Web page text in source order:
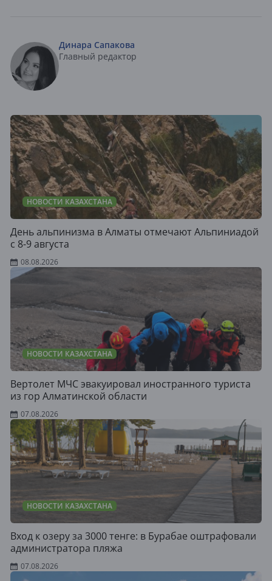
Динара Сапакова
Главный редактор
НОВОСТИ КАЗАХСТАНА
День альпинизма в Алматы отмечают Альпиниадой
с 8-9 августа
08.08.2026
НОВОСТИ КАЗАХСТАНА
Вертолет МЧС эвакуировал иностранного туриста
из гор Алматинской области
07.08.2026
НОВОСТИ КАЗАХСТАНА
Вход к озеру за 3000 тенге: в Бурабае оштрафовали
администратора пляжа
07.08.2026